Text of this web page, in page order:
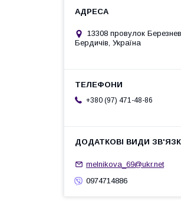
13308 провулок
Бердичів, Україна
+380 (97) 471-48-86
melnikova_69@ukr.net
0974714886